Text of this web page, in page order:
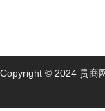
Copyright © 2024 贵商